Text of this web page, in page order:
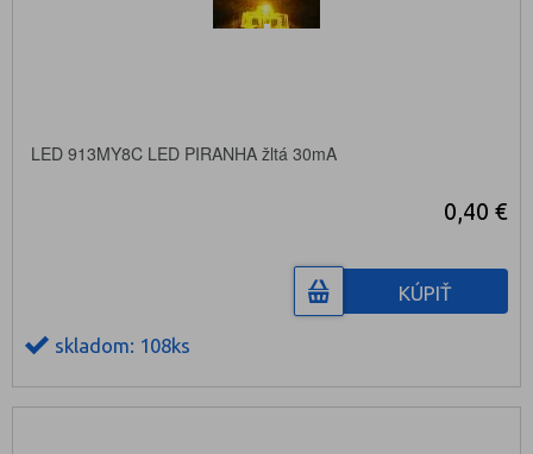
LED 913MY8C LED PIRANHA žltá 30mA
0,40 €
KÚPIŤ
skladom: 108ks